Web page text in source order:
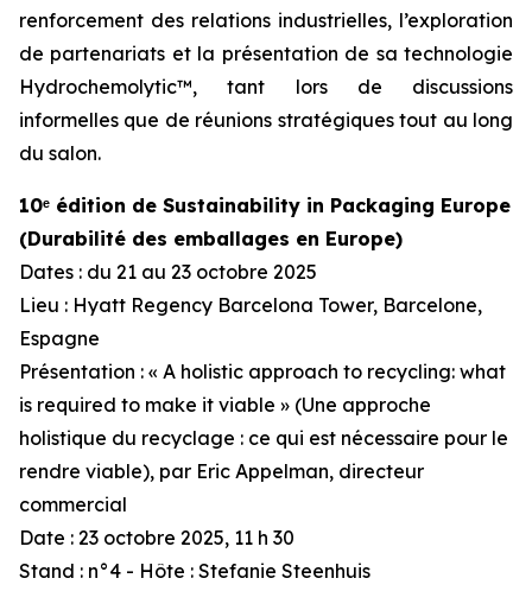
renforcement des relations industrielles, l’exploration
de partenariats et la présentation de sa technologie
Hydrochemolytic™, tant lors de discussions
informelles que de réunions stratégiques tout au long
du salon.
10ᵉ édition de Sustainability in Packaging Europe
(Durabilité des emballages en Europe)
Dates : du 21 au 23 octobre 2025
Lieu : Hyatt Regency Barcelona Tower, Barcelone,
Espagne
Présentation : « A holistic approach to recycling: what
is required to make it viable » (Une approche
holistique du recyclage : ce qui est nécessaire pour le
rendre viable), par Eric Appelman, directeur
commercial
Date : 23 octobre 2025, 11 h 30
Stand : n°4 - Hôte : Stefanie Steenhuis